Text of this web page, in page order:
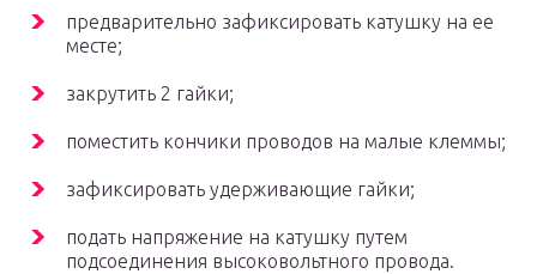
предварительно зафиксировать катушку на ее
месте;
закрутить 2 гайки;
поместить кончики проводов на малые клеммы;
зафиксировать удерживающие гайки;
подать напряжение на катушку путем
подсоединения высоковольтного провода.